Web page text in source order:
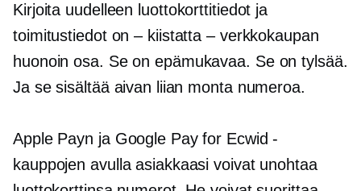
Kirjoita uudelleen luottokorttitiedot ja
toimitustiedot on – kiistatta –verkkokaupan
huonoin osa. Se on epämukavaa. Se on tylsää.
Ja se sisältää aivan liian monta numeroa.
Apple Payn ja Google Pay for Ecwid -
kauppojen avulla asiakkaasi voivat unohtaa